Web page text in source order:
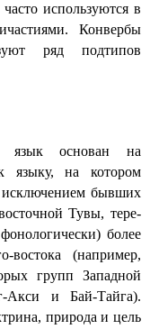
используются в
Конвербы
ряд подтипов
язык основан на
языку, на котором
исключением бывших
Тувы, тере-
более
востока (например,
групп Западной
Акси и Бай-Тайга).
природа и цель